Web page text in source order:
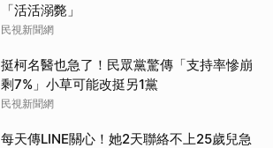
「活活溺斃」
民視新聞網
挺柯名醫也急了！民眾黨驚傳「支持率慘崩
剩7%」小草可能改挺另1黨
民視新聞網
每天傳LINE關心！她2天聯絡不上25歲兒急